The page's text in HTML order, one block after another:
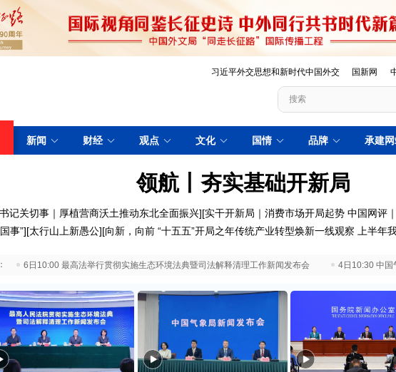
习近平外交思想和新时代中国外交 国新网
新闻 财经 观点 文化 国情 品牌 承建
领航丨夯实基础开新局
记关切事｜厚植营商沃土推动东北全面振兴][实干开新局｜消费市场开局起势 中国网评
事”][太行山上新愚公][向新，向前 “十五五”开局之年传统产业转型焕新一线观察 上半年
6日10:00 最高法举行贯彻实施生态环境法典暨司法解释清理工作新闻发布会 4日10:30 中国